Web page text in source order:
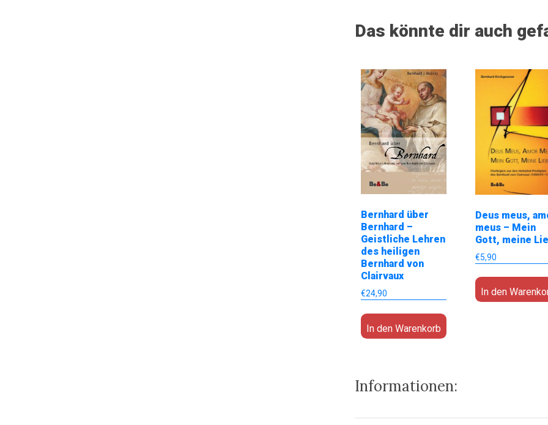
Das könnte dir auch
Bernhard über
Bernhard –
Geistliche Lehren
des heiligen
Bernhard von
Clairvaux
€24,90
In den Warenkorb
Deus meus,
meus – Mein
Gott, meine
€5,90
In den
Informationen: